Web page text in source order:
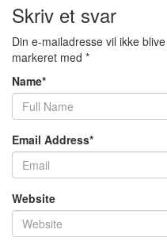
Skriv et svar
Din e-mailadresse vil ikke
markeret med *
Name*
Email Address*
Website